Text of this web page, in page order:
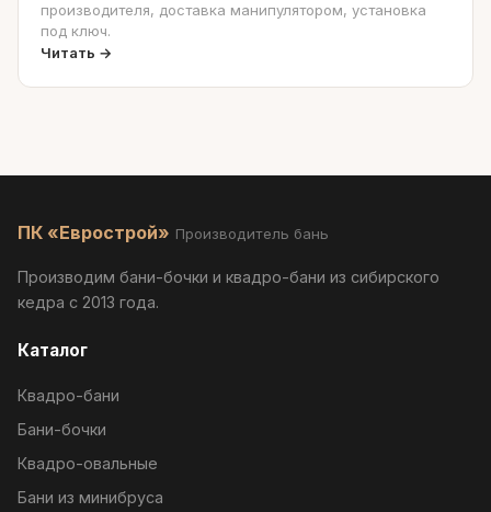
производителя, доставка манипулятором, установка
под ключ.
Читать →
ПК «Еврострой» Производитель бань
Производим бани-бочки и квадро-бани из сибирского
кедра с 2013 года.
Каталог
Квадро-бани
Бани-бочки
Квадро-овальные
Бани из минибруса